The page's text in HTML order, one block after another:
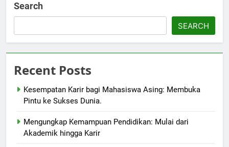
Search
SEARCH
Recent Posts
Kesempatan Karir bagi Mahasiswa Asing: Membuka
Pintu ke Sukses Dunia.
Mengungkap Kemampuan Pendidikan: Mulai dari
Akademik hingga Karir